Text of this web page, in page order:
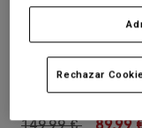
Calcetines
Accesorios
Mochilas y
Camisas
Protecciones
Guantes
Opiniones
Rodilleras
N.º de artículo18493
Price reduced
to
Rechazar